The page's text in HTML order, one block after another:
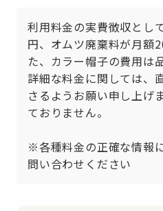
利用料金の実費徴収とし
円、オムツ廃棄料が月額
た、カラー帽子の費用は
詳細な料金に関しては、
さるようお願い申し上げ
ておりません。
※各種料金の正確な情報
問い合わせください